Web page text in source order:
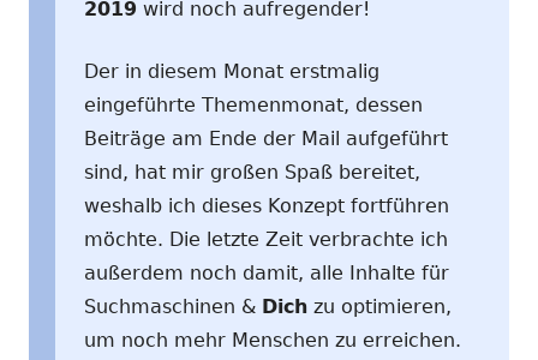
2019 wird noch aufregender!
Der in diesem Monat erstmalig
eingeführte Themenmonat, dessen
Beiträge am Ende der Mail aufgeführt
sind, hat mir großen Spaß bereitet,
weshalb ich dieses Konzept fortführen
möchte. Die letzte Zeit verbrachte ich
außerdem noch damit, alle Inhalte für
Suchmaschinen & Dich zu optimieren,
um noch mehr Menschen zu erreichen.